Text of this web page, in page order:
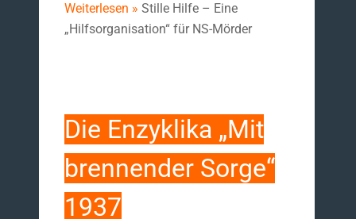
Weiterlesen » Stille Hilfe – Eine
„Hilfsorganisation“ für NS-Mörder
Die Enzyklika „Mit
brennender Sorge“
1937